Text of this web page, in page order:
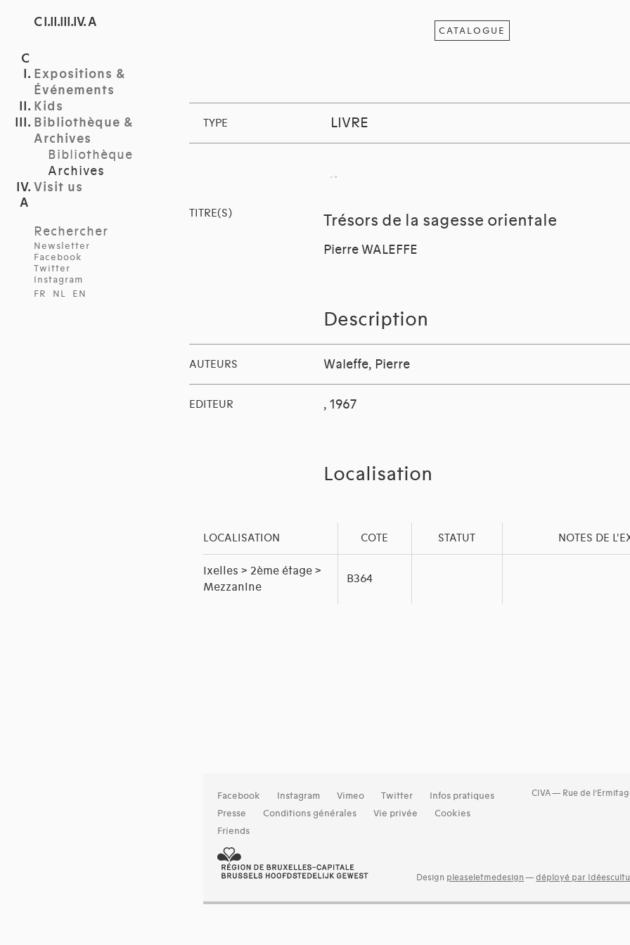
C I.II.III.IV. A
Expositions &
Événements
Kids
Bibliothèque &
Archives
Bibliothèque
Archives
Visit us
Rechercher
Newsletter
Facebook
Twitter
Instagram
FR
NL EN
CATALOGUE
TYPE LIVRE
TITRE(S) Trésors de la sagesse orientale
Pierre WALEFFE
Description
AUTEURS Waleffe, Pierre
EDITEUR , 1967
Localisation
LOCALISATION COTE STATUT NOTES DE
Ixelles > 2ème étage >
Mezzanine
B364
Facebook Instagram Vimeo Twitter
Infos pratiques
Presse
Conditions générales Vie privée
Cookies
Friends
CIVA — Rue de
Design pleaseletmedesign —déployé par